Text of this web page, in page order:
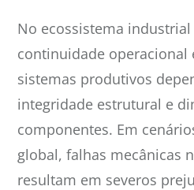
No ecossistema
continuidade operacional
sistemas produtivos
integridade estrutural e
componentes. Em
global, falhas mecânicas
resultam em severos